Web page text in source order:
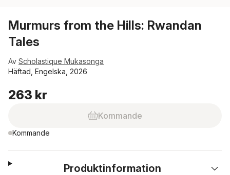
Murmurs from the Hills: Rwandan
Tales
Av Scholastique Mukasonga
Häftad, Engelska, 2026
263 kr
Kommande
Kommande
Produktinformation